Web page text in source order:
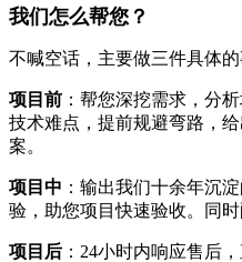
我们怎么帮您？
不喊空话，主要做三件具体的
项目前 ：帮您深挖需求，分
技术难点，提前规避弯路，
案。
项目中 ：输出我们十余年沉
验，助您项目快速验收。同
项目后 ：24小时内响应售后